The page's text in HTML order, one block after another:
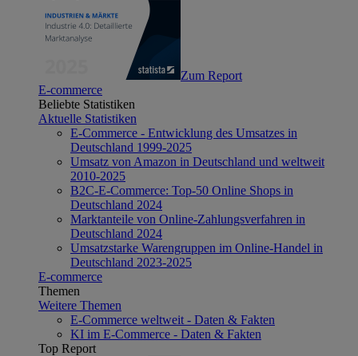
Zum Report
E-commerce
Beliebte Statistiken
Aktuelle Statistiken
E-Commerce - Entwicklung des Umsatzes in
Deutschland 1999-2025
Umsatz von Amazon in Deutschland und weltweit
2010-2025
B2C-E-Commerce: Top-50 Online Shops in
Deutschland 2024
Marktanteile von Online-Zahlungsverfahren in
Deutschland 2024
Umsatzstarke Warengruppen im Online-Handel in
Deutschland 2023-2025
E-commerce
Themen
Weitere Themen
E-Commerce weltweit - Daten & Fakten
KI im E-Commerce - Daten & Fakten
Top Report